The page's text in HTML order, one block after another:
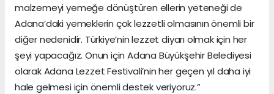
malzemeyi yemeğe dönüştüren ellerin yeteneği de
Adana’daki yemeklerin çok lezzetli olmasının önemli bir
diğer nedenidir. Türkiye’nin lezzet diyarı olmak için her
şeyi yapacağız. Onun için Adana Büyükşehir Belediyesi
olarak Adana Lezzet Festivali’nin her geçen yıl daha iyi
hale gelmesi için önemli destek veriyoruz.”